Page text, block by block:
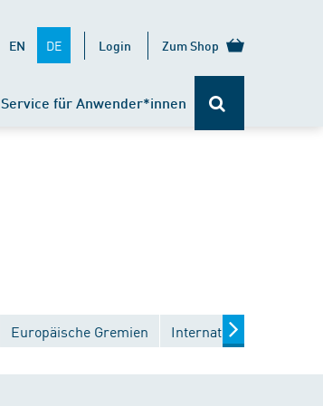
EN DE Login Zum Shop
Service für Anwender*innen
Europäische Gremien Internationale Gremien